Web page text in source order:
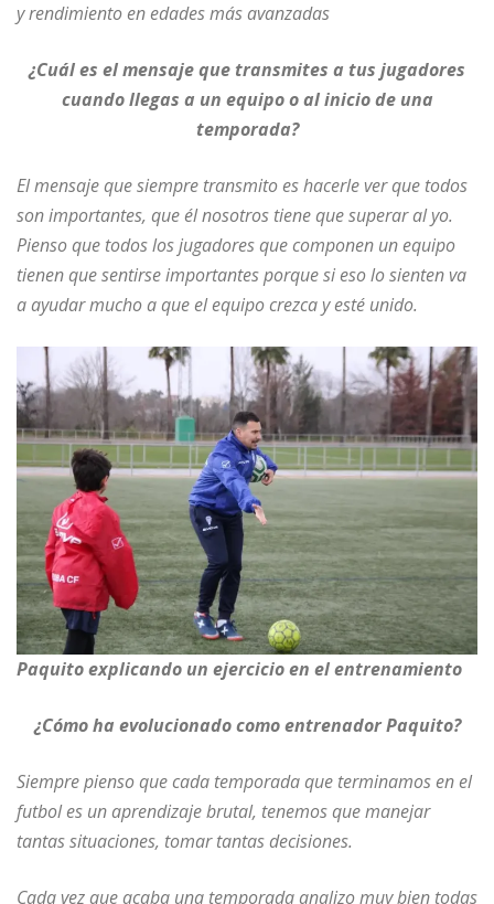
y rendimiento en edades más avanzadas
¿Cuál es el mensaje que transmites a tus jugadores
cuando llegas a un equipo o al inicio de una
temporada?
El mensaje que siempre transmito es hacerle ver que todos
son importantes, que él nosotros tiene que superar al yo.
Pienso que todos los jugadores que componen un equipo
tienen que sentirse importantes porque si eso lo sienten va
a ayudar mucho a que el equipo crezca y esté unido.
Paquito explicando un ejercicio en el entrenamiento
¿Cómo ha evolucionado como entrenador Paquito?
Siempre pienso que cada temporada que terminamos en el
futbol es un aprendizaje brutal, tenemos que manejar
tantas situaciones, tomar tantas decisiones.
Cada vez que acaba una temporada analizo muy bien todas